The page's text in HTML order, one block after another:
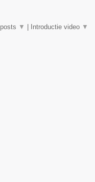
▼ Introductie video ▼